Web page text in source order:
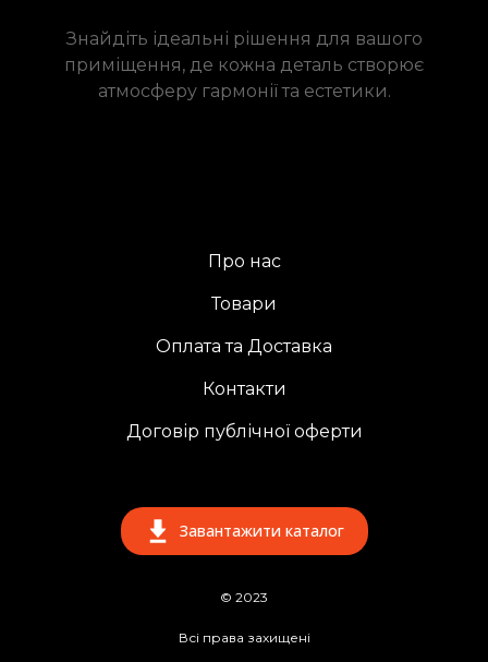
Знайдіть ідеальні рішення для вашого
приміщення, де кожна деталь створює
атмосферу гармонії та естетики.
Про нас
Товари
Оплата та Доставка
Контакти
Договір публічної оферти
Завантажити каталог
© 2023
Всі права захищені